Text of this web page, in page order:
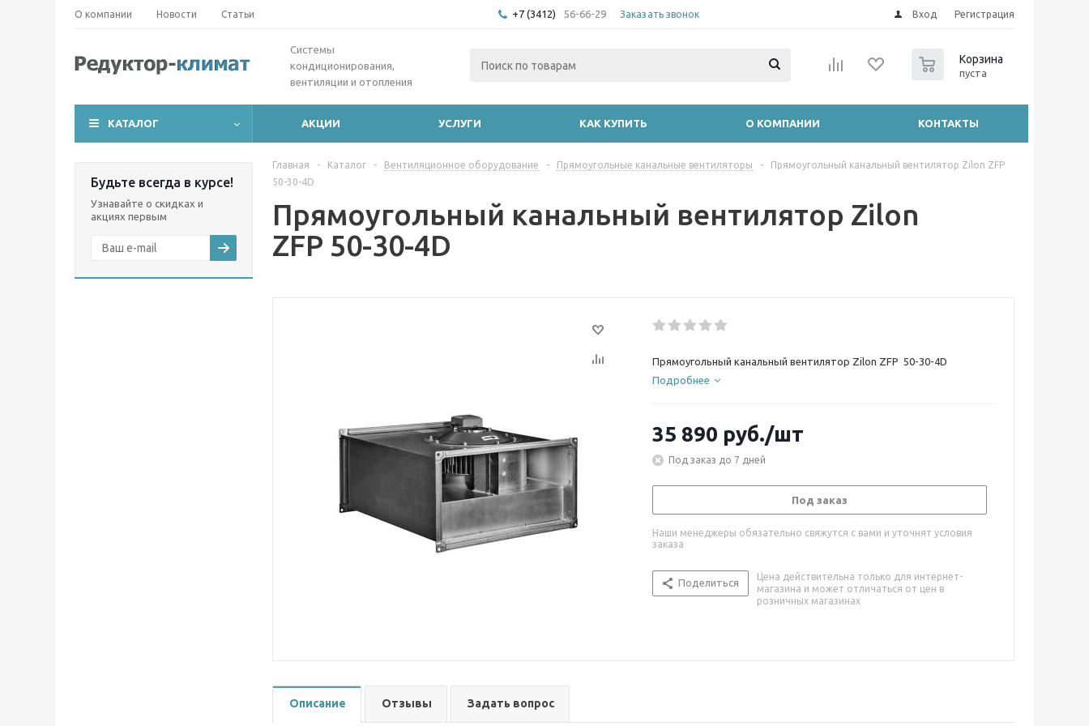
О компании Новости Статьи +7 (3412) 56-66-29 Заказать звонок Вход Регистрация
Cистемы
кондиционирования,
вентиляции и отопления
Корзина
пуста
КАТАЛОГ АКЦИИ УСЛУГИ КАК КУПИТЬ О КОМПАНИИ КОНТАКТЫ
Будьте всегда в курсе!
Узнавайте о скидках и
акциях первым
Главная - Каталог - Вентиляционное оборудование - Прямоугольные канальные вентиляторы -
Прямоугольный канальный вентилятор Zilon ZFP
50-30-4D
Прямоугольный канальный вентилятор Zilon
ZFP 50-30-4D
Прямоугольный канальный вентилятор Zilon ZFP 50-30-4D
Подробнее
35 890 руб./шт
Под заказ до 7 дней
Под заказ
Наши менеджеры обязательно свяжутся с вами и уточнят условия
заказа
Поделиться
Цена действительна только для интернет-
магазина и может отличаться от цен в
розничных магазинах
Описание Отзывы Задать вопрос